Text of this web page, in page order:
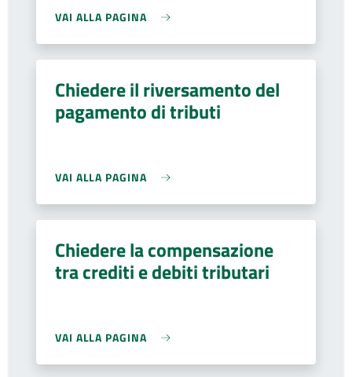
VAI ALLA PAGINA
Chiedere il riversamento del
pagamento di tributi
VAI ALLA PAGINA
Chiedere la compensazione
tra crediti e debiti tributari
VAI ALLA PAGINA